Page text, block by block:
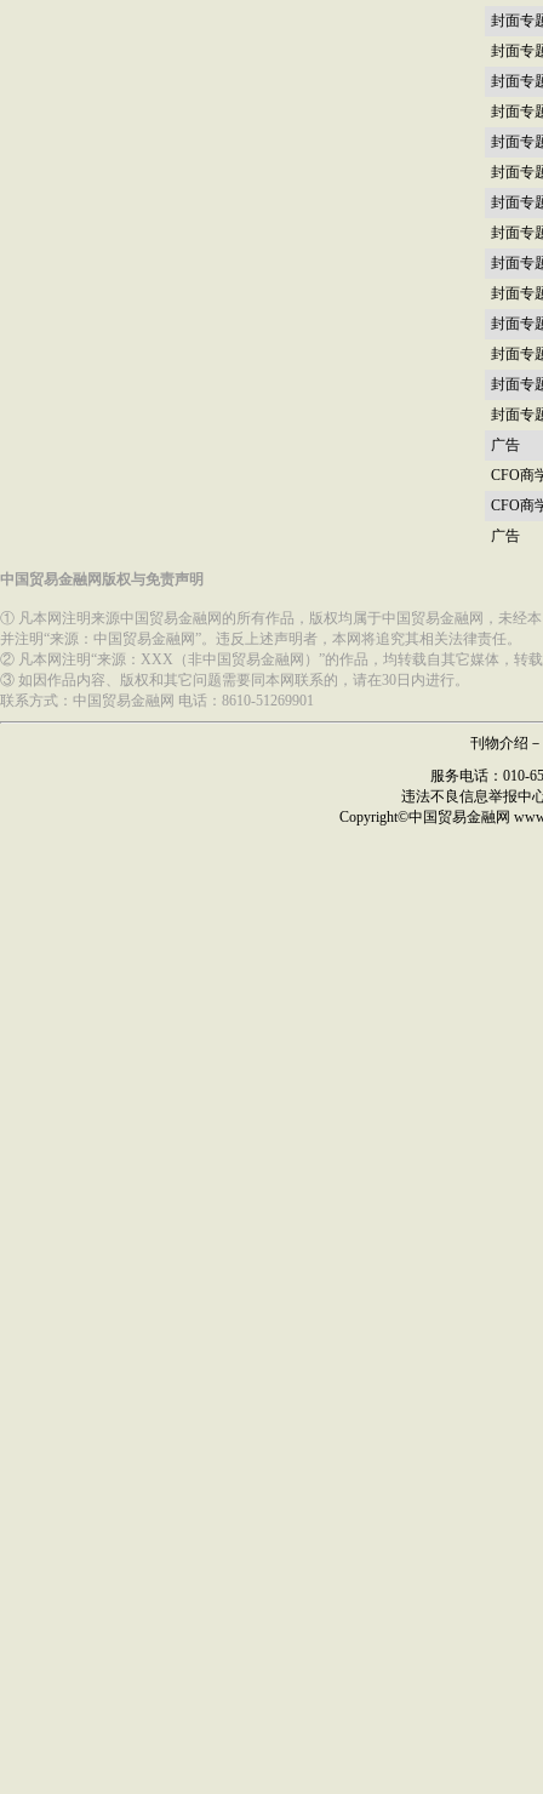
封面专
封面专
封面专
封面专
封面专
封面专
封面专
封面专
封面专
封面专
封面专
封面专
封面专
封面专
广告
CFO商
CFO商
广告
中国贸易金融网版权与免责声明
① 凡本网注明来源中国贸易金融网的所有作品，版权均属于中国贸易金融网，未经
并注明“来源：中国贸易金融网”。违反上述声明者，本网将追究其相关法律责任。
② 凡本网注明“来源：XXX（非中国贸易金融网）”的作品，均转载自其它媒体，转
③ 如因作品内容、版权和其它问题需要同本网联系的，请在30日内进行。
联系方式：中国贸易金融网 电话：8610-51269901
刊物介绍 －
服务电话：010-
违法不良信息举报中
Copyright©中国贸易金融网